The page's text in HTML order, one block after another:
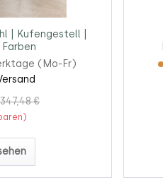
| Kufengestell |
(Mo-Fr)
347,48 €